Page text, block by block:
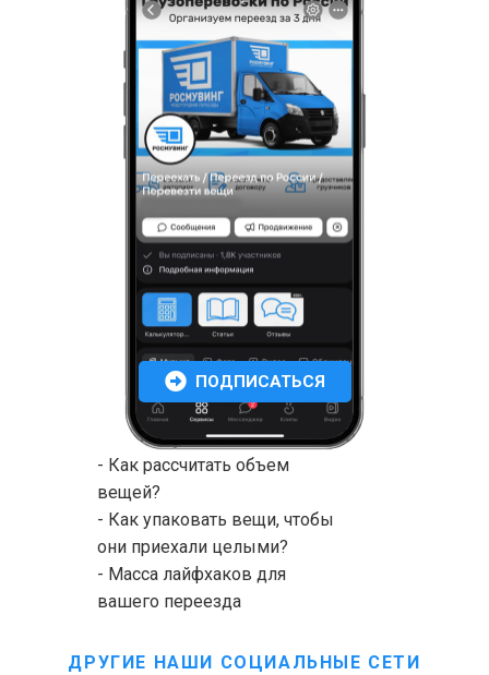
- Как рассчитать объем
вещей?
- Как упаковать вещи, чтобы
они приехали целыми?
- Масса лайфхаков для
вашего переезда
ПОДПИСАТЬСЯ
ДРУГИЕ НАШИ СОЦИАЛЬНЫЕ СЕТИ